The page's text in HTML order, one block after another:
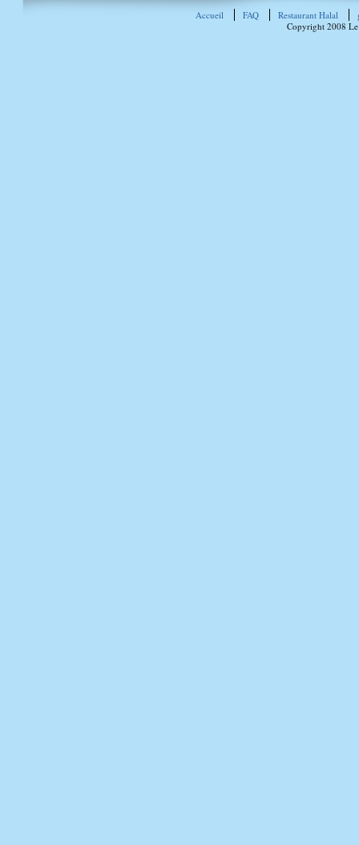
Accueil FAQ Restaurant Halal
Copyright 2008